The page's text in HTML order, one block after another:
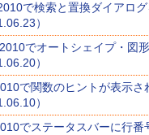
で検索と置換ダイアロ
）
でオートシェイプ・図
）
で関数のヒントが表示さ
）
でステータスバーに行番